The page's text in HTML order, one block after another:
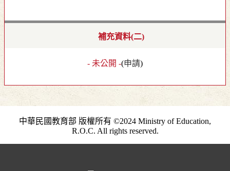
補充資料(二)
- 未公開 -(申請)
中華民國教育部 版權所有 ©2024 Ministry of Education,
R.O.C. All rights reserved.